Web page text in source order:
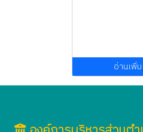
อ่านเพิ่